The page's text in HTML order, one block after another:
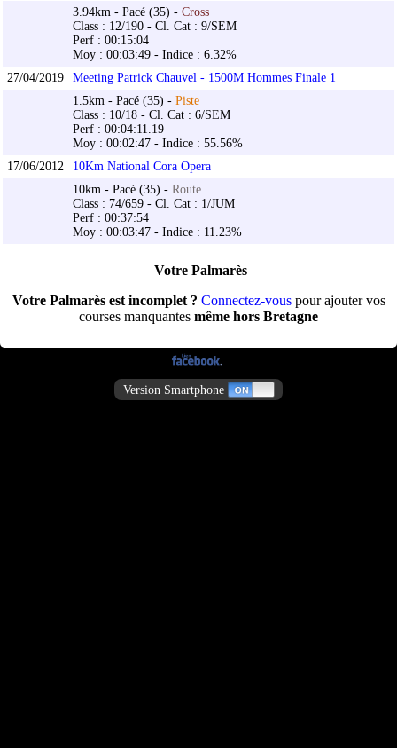
3.94km - Pacé (35) - Cross
Class : 12/190 - Cl. Cat : 9/SEM
Perf : 00:15:04
Moy : 00:03:49 - Indice : 6.32%
27/04/2019
Meeting Patrick Chauvel - 1500M Hommes Finale 1
1.5km - Pacé (35) - Piste
Class : 10/18 - Cl. Cat : 6/SEM
Perf : 00:04:11.19
Moy : 00:02:47 - Indice : 55.56%
17/06/2012
10Km National Cora Opera
10km - Pacé (35) - Route
Class : 74/659 - Cl. Cat : 1/JUM
Perf : 00:37:54
Moy : 00:03:47 - Indice : 11.23%
Votre Palmarès
Votre Palmarès est incomplet ? Connectez-vouspour ajouter vos
courses manquantes même hors Bretagne
Version Smartphone